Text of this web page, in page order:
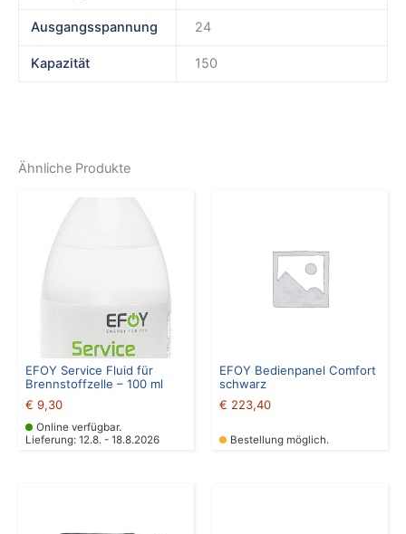
Ausgangsspannung 24
Kapazität 150
Ähnliche Produkte
EFOY Service Fluid für
Brennstoffzelle – 100 ml
€ 9,30
Online verfügbar.
Lieferung: 12.8. - 18.8.2026
EFOY Bedienpanel Comfort
schwarz
€ 223,40
Bestellung möglich.